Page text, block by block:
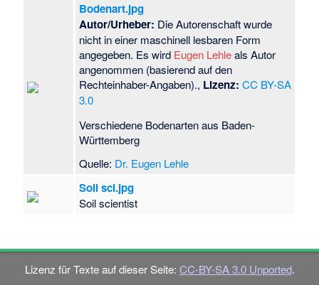
Bodenart.jpg
Autor/Urheber: Die Autorenschaft wurde
nicht in einer maschinell lesbaren Form
angegeben. Es wird Eugen Lehleals Autor
angenommen (basierend auf den
Rechteinhaber-Angaben)., Lizenz: CC BY-SA
3.0
Verschiedene Bodenarten aus Baden-
Württemberg
Quelle: Dr. Eugen Lehle
Soil sci.jpg
Soil scientist
Lizenz für Texte auf dieser Seite: CC-BY-SA 3.0 Unported.